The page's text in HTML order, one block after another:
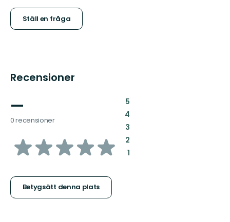
Ställ en fråga
Recensioner
—
0 recensioner
av
stjärnor
Betygsätt denna plats
5:
4:
3:
2:
1: